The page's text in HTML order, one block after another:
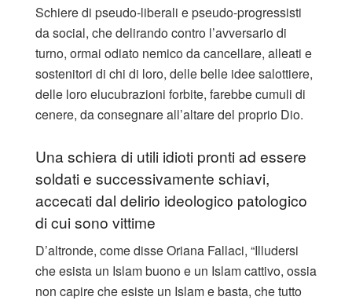
Schiere di pseudo-liberali e pseudo-progressisti
da social, che delirando contro l’avversario di
turno, ormai odiato nemico da cancellare, alleati e
sostenitori di chi di loro, delle belle idee salottiere,
delle loro elucubrazioni forbite, farebbe cumuli di
cenere, da consegnare all’altare del proprio Dio.
Una schiera di utili idioti pronti ad essere
soldati e successivamente schiavi,
accecati dal delirio ideologico patologico
di cui sono vittime
D’altronde, come disse Oriana Fallaci, “Illudersi
che esista un Islam buono e un Islam cattivo, ossia
non capire che esiste un Islam e basta, che tutto